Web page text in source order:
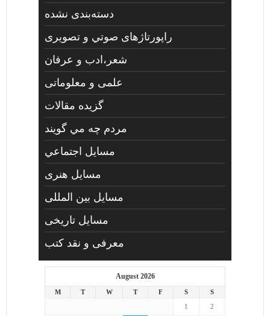
دسته‌بندی نشده
راپورتاژهای صوتي و تصويری
شعر،ادب و عرفان
علمی و معلوماتی
گزیده مقالات
مردم چه مي گويند
مسايل اجتماعي
مسايل هنری
مسایل بین المللی
مسایل تاریخی
معرفی و نقد کتب
August 2026
M T W T F S
S
1
2